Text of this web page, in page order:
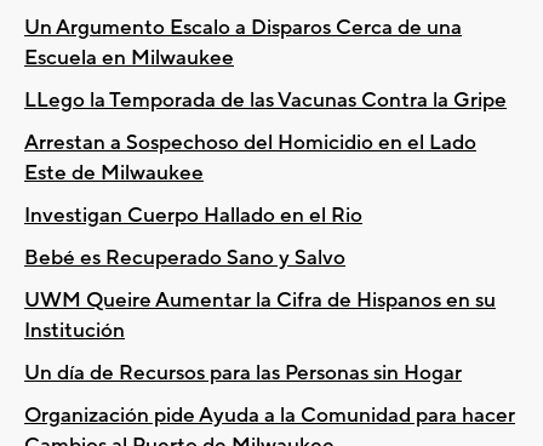
Un Argumento Escalo a Disparos Cerca de una
Escuela en Milwaukee
LLego la Temporada de las Vacunas Contra la Gripe
Arrestan a Sospechoso del Homicidio en el Lado
Este de Milwaukee
Investigan Cuerpo Hallado en el Rio
Bebé es Recuperado Sano y Salvo
UWM Queire Aumentar la Cifra de Hispanos en su
Institución
Un día de Recursos para las Personas sin Hogar
Organización pide Ayuda a la Comunidad para hacer